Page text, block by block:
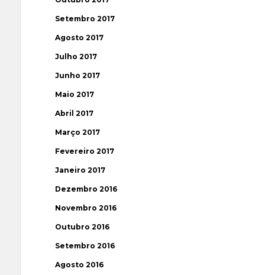
Setembro 2017
Agosto 2017
Julho 2017
Junho 2017
Maio 2017
Abril 2017
Março 2017
Fevereiro 2017
Janeiro 2017
Dezembro 2016
Novembro 2016
Outubro 2016
Setembro 2016
Agosto 2016